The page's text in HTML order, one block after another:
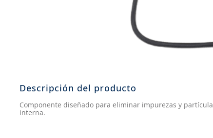
Descripción del producto
Componente diseñado para eliminar impurezas y
interna.